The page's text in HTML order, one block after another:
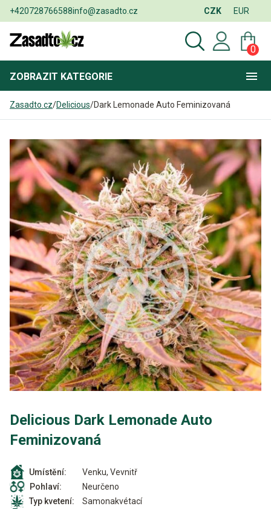
+420728766588info@zasadto.cz CZK EUR
0
ZOBRAZIT KATEGORIE
Zasadto.cz/Delicious/Dark Lemonade Auto Feminizovaná
Delicious Dark Lemonade Auto
Feminizovaná
Umístění:
Venku, Vevnitř
Pohlaví:
Neurčeno
Typ kvetení:
Samonakvétací